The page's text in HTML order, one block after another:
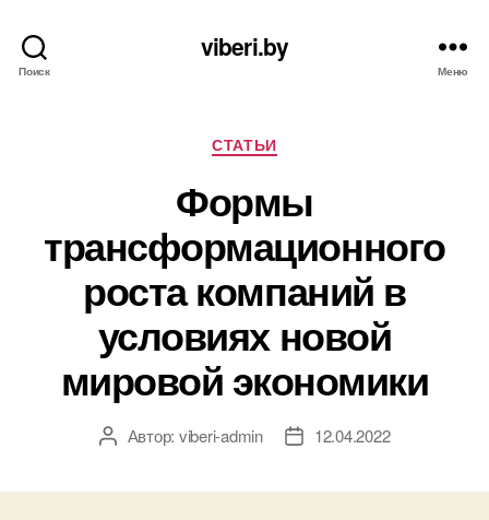
Поиск
viberi.by
Меню
Рубрики
СТАТЬИ
Формы
трансформационного
роста компаний в
условиях новой
мировой экономики
АвторАвтор: viberi-admin
Дата12.04.2022